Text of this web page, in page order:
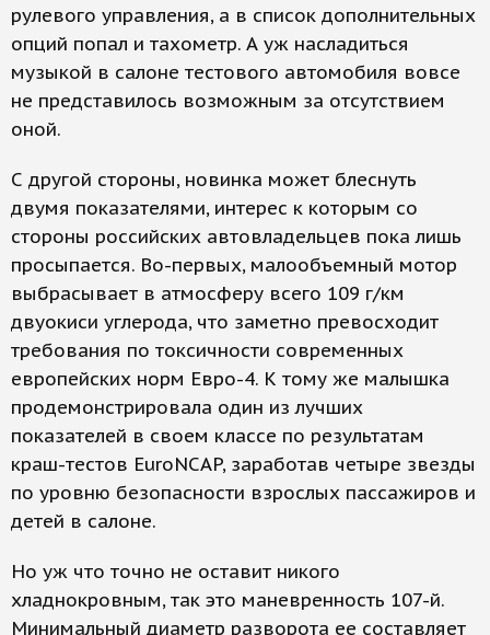
рулевого управления, а в список дополнительных
опций попал и тахометр. А уж насладиться
музыкой в салоне тестового автомобиля вовсе
не представилось возможным за отсутствием
оной.
С другой стороны, новинка может блеснуть
двумя показателями, интерес к которым со
стороны российских автовладельцев пока лишь
просыпается. Во-первых, малообъемный мотор
выбрасывает в атмосферу всего 109 г/км
двуокиси углерода, что заметно превосходит
требования по токсичности современных
европейских норм Евро-4. К тому же малышка
продемонстрировала один из лучших
показателей в своем классе по результатам
краш-тестов EuroNCAP, заработав четыре звезды
по уровню безопасности взрослых пассажиров и
детей в салоне.
Но уж что точно не оставит никого
хладнокровным, так это маневренность 107-й.
Минимальный диаметр разворота ее составляет